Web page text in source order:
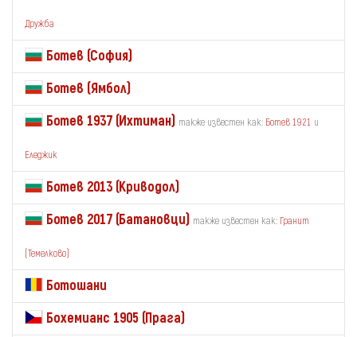
Дружба
Ботев (София)
Ботев (Ямбол)
Ботев 1937 (Ихтиман) также известен как: Ботев 1921 и
Еледжик
Ботев 2013 (Криводол)
Ботев 2017 (Батановци) также известен как: Гранит
(Темелково)
Ботошани
Бохемианс 1905 (Прага)